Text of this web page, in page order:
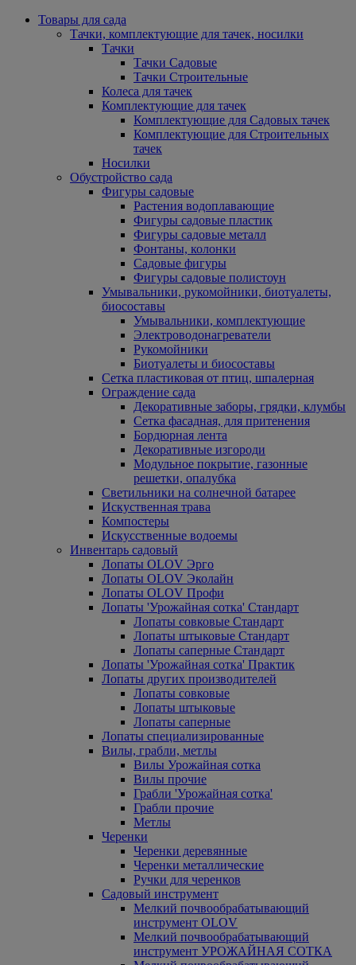
Товары для сада
Тачки, комплектующие для тачек, носилки
Тачки
Тачки Садовые
Тачки Строительные
Колеса для тачек
Комплектующие для тачек
Комплектующие для Садовых тачек
Комплектующие для Строительных
тачек
Носилки
Обустройство сада
Фигуры садовые
Растения водоплавающие
Фигуры садовые пластик
Фигуры садовые металл
Фонтаны, колонки
Садовые фигуры
Фигуры садовые полистоун
Умывальники, рукомойники, биотуалеты,
биосоставы
Умывальники, комплектующие
Электроводонагреватели
Рукомойники
Биотуалеты и биосоставы
Сетка пластиковая от птиц, шпалерная
Ограждение сада
Декоративные заборы, грядки, клумбы
Сетка фасадная, для притенения
Бордюрная лента
Декоративные изгороди
Модульное покрытие, газонные
решетки, опалубка
Светильники на солнечной батарее
Искуственная трава
Компостеры
Искусственные водоемы
Инвентарь садовый
Лопаты OLOV Эрго
Лопаты OLOV Эколайн
Лопаты OLOV Профи
Лопаты 'Урожайная сотка' Стандарт
Лопаты совковые Стандарт
Лопаты штыковые Стандарт
Лопаты саперные Стандарт
Лопаты 'Урожайная сотка' Практик
Лопаты других производителей
Лопаты совковые
Лопаты штыковые
Лопаты саперные
Лопаты специализированные
Вилы, грабли, метлы
Вилы Урожайная сотка
Вилы прочие
Грабли 'Урожайная сотка'
Грабли прочие
Метлы
Черенки
Черенки деревянные
Черенки металлические
Ручки для черенков
Садовый инструмент
Мелкий почвообрабатывающий
инструмент OLOV
Мелкий почвообрабатывающий
инструмент УРОЖАЙНАЯ СОТКА